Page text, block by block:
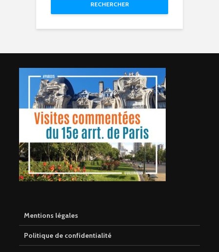
RECHERCHER
Mentions légales
Politique de confidentialité